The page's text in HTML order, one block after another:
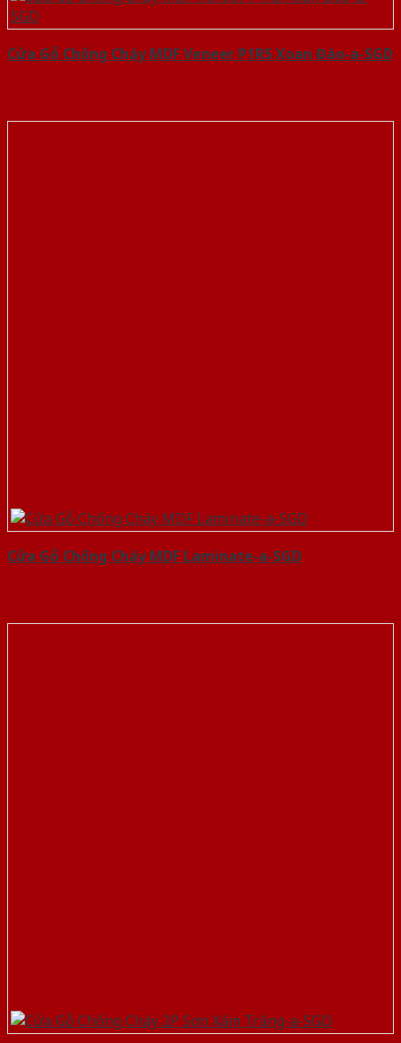
Cửa Gỗ Chống Cháy MDF Veneer P1R5 Xoan Đào-a-SGD
Cửa Gỗ Chống Cháy MDF Laminate-a-SGD